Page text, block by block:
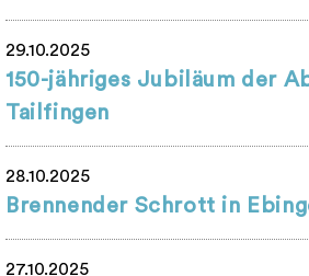
29.10.2025
150-jähriges Jubiläum der
Tailfingen
28.10.2025
Brennender Schrott in
27.10.2025